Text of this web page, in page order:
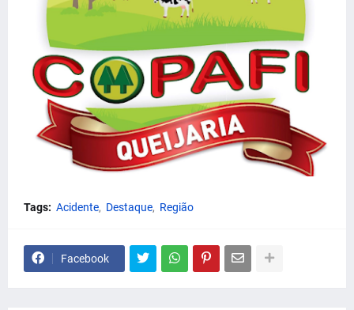
Tags: Acidente Destaque Região
Facebook